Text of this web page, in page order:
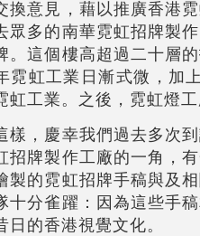
換意見，藉以推廣香港
眾多的南華霓虹招牌製
。這個樓高超過二十層
霓虹工業日漸式微，加
虹工業。之後，霓虹燈
樣，慶幸我們過去多次
招牌製作工廠的一角，
製的霓虹招牌手稿與及
十分雀躍：因為這些手
日的香港視覺文化。